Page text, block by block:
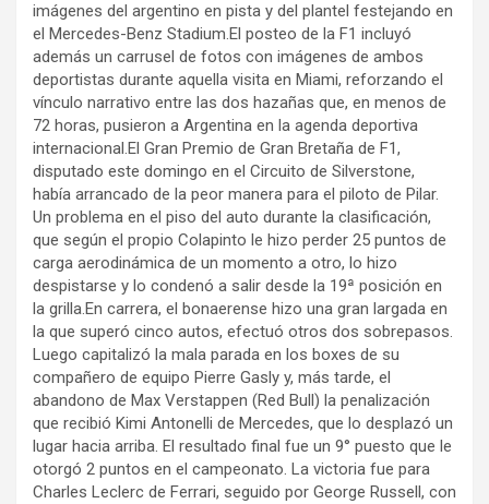
imágenes del argentino en pista y del plantel festejando en
el Mercedes-Benz Stadium.El posteo de la F1 incluyó
además un carrusel de fotos con imágenes de ambos
deportistas durante aquella visita en Miami, reforzando el
vínculo narrativo entre las dos hazañas que, en menos de
72 horas, pusieron a Argentina en la agenda deportiva
internacional.El Gran Premio de Gran Bretaña de F1,
disputado este domingo en el Circuito de Silverstone,
había arrancado de la peor manera para el piloto de Pilar.
Un problema en el piso del auto durante la clasificación,
que según el propio Colapinto le hizo perder 25 puntos de
carga aerodinámica de un momento a otro, lo hizo
despistarse y lo condenó a salir desde la 19ª posición en
la grilla.En carrera, el bonaerense hizo una gran largada en
la que superó cinco autos, efectuó otros dos sobrepasos.
Luego capitalizó la mala parada en los boxes de su
compañero de equipo Pierre Gasly y, más tarde, el
abandono de Max Verstappen (Red Bull) la penalización
que recibió Kimi Antonelli de Mercedes, que lo desplazó un
lugar hacia arriba. El resultado final fue un 9° puesto que le
otorgó 2 puntos en el campeonato. La victoria fue para
Charles Leclerc de Ferrari, seguido por George Russell, con